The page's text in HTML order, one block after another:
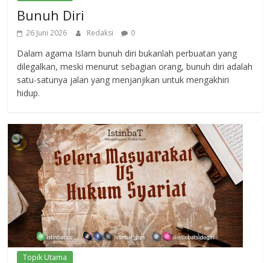
Bunuh Diri
26 Juni 2026 Redaksi 0
Dalam agama Islam bunuh diri bukanlah perbuatan yang
dilegalkan, meski menurut sebagian orang, bunuh diri adalah
satu-satunya jalan yang menjanjikan untuk mengakhiri
hidup.
Topik Utama